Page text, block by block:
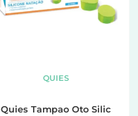
QUIES
Quies Tampao Oto Silic